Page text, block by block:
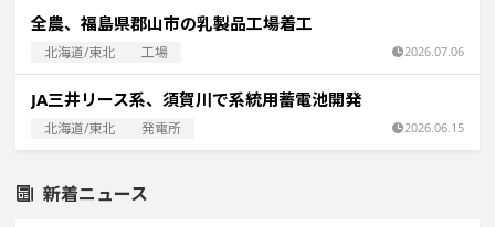
全農、福島県郡山市の乳製品工場着工
北海道/東北 工場 2026.07.06
JA三井リース系、須賀川で系統用蓄電池開発
北海道/東北 発電所 2026.06.15
新着ニュース